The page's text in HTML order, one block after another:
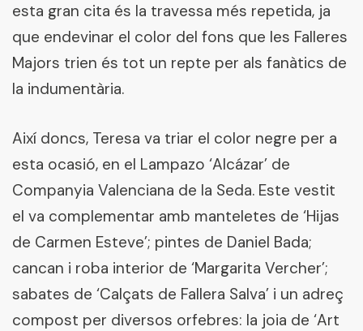
esta gran cita és la travessa més repetida, ja
que endevinar el color del fons que les Falleres
Majors trien és tot un repte per als fanàtics de
la indumentària.
Així doncs, Teresa va triar el color negre per a
esta ocasió, en el Lampazo ‘Alcázar’ de
Companyia Valenciana de la Seda. Este vestit
el va complementar amb manteletes de ‘Hijas
de Carmen Esteve’; pintes de Daniel Bada;
cancan i roba interior de ‘Margarita Vercher’;
sabates de ‘Calçats de Fallera Salva’ i un adreç
compost per diversos orfebres: la joia de ‘Art